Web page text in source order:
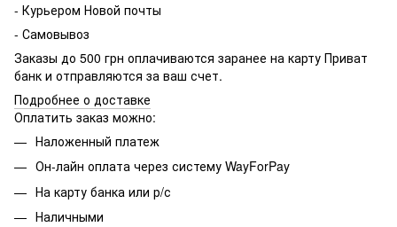
- Курьером Новой почты
- Самовывоз
Заказы до 500 грн оплачиваются заранее на карту Приват
банк и отправляются за ваш счет.
Подробнее о доставке
Оплатить заказ можно:
Наложенный платеж
Он-лайн оплата через систему WayForPay
На карту банка или р/с
Наличными